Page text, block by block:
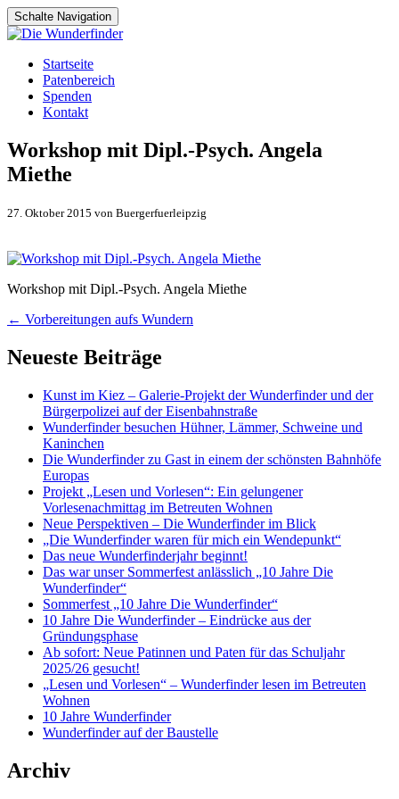
Schalte Navigation
Zum
Inhalt
springen
Startseite
Patenbereich
Spenden
Kontakt
Workshop mit Dipl.-Psych. Angela
Miethe
27. Oktober 2015 von Buergerfuerleipzig
Workshop mit Dipl.-Psych. Angela Miethe
Artikel-
Navigation
← Vorbereitungen aufs Wundern
Neueste Beiträge
Kunst im Kiez – Galerie-Projekt der Wunderfinder und der
Bürgerpolizei auf der Eisenbahnstraße
Wunderfinder besuchen Hühner, Lämmer, Schweine und
Kaninchen
Die Wunderfinder zu Gast in einem der schönsten Bahnhöfe
Europas
Projekt „Lesen und Vorlesen“: Ein gelungener
Vorlesenachmittag im Betreuten Wohnen
Neue Perspektiven – Die Wunderfinder im Blick
„Die Wunderfinder waren für mich ein Wendepunkt“
Das neue Wunderfinderjahr beginnt!
Das war unser Sommerfest anlässlich „10 Jahre Die
Wunderfinder“
Sommerfest „10 Jahre Die Wunderfinder“
10 Jahre Die Wunderfinder – Eindrücke aus der
Gründungsphase
Ab sofort: Neue Patinnen und Paten für das Schuljahr
2025/26 gesucht!
„Lesen und Vorlesen“ – Wunderfinder lesen im Betreuten
Wohnen
10 Jahre Wunderfinder
Wunderfinder auf der Baustelle
Archiv